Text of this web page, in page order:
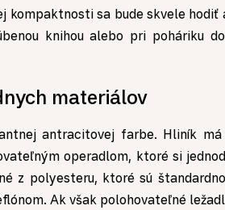
sa bude skvele
knihou alebo pri poháriku
materiálov
antracitovej farbe. Hliník
operadlom, ktoré si
z polyesteru, ktoré sú
Ak však polohovateľné